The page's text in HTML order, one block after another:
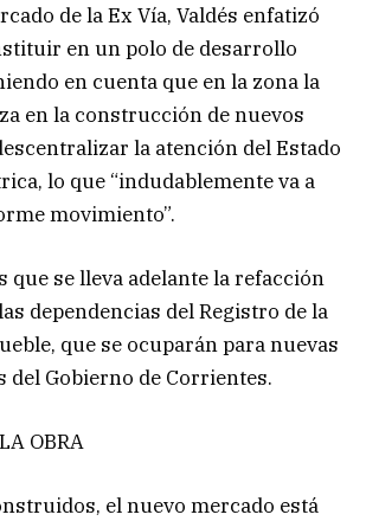
de la Ex Vía, Valdés enfatizó
en un polo de desarrollo
en cuenta que en la zona la
en la construcción de nuevos
la atención del Estado
lo que “indudablemente va a
movimiento”.
que se lleva adelante la refacción
dependencias del Registro de la
que se ocuparán para nuevas
del Gobierno de Corrientes.
OBRA
el nuevo mercado está